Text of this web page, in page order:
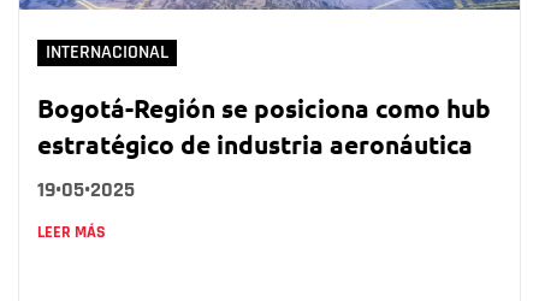
INTERNACIONAL
Bogotá-Región se posiciona como hub
estratégico de industria aeronáutica
19•05•2025
LEER MÁS